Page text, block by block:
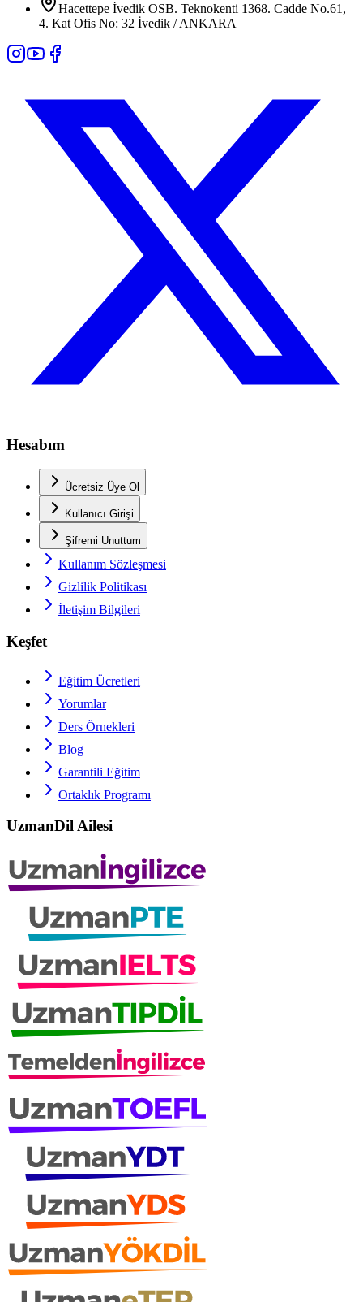
Hacettepe İvedik OSB. Teknokenti 1368. Cadde No.61,
4. Kat Ofis No: 32 İvedik / ANKARA
Hesabım
Ücretsiz Üye Ol
Kullanıcı Girişi
Şifremi Unuttum
Kullanım Sözleşmesi
Gizlilik Politikası
İletişim Bilgileri
Keşfet
Eğitim Ücretleri
Yorumlar
Ders Örnekleri
Blog
Garantili Eğitim
Ortaklık Programı
UzmanDil Ailesi